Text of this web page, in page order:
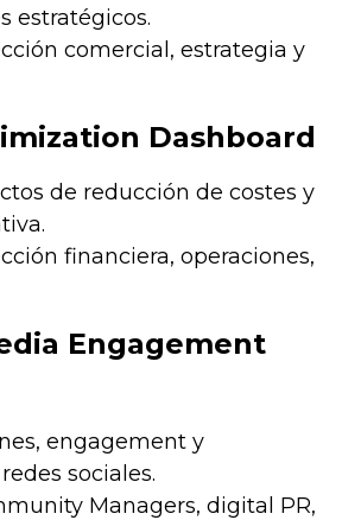
estratégicos.
comercial, estrategia y
Dashboard
de reducción de costes y
financiera, operaciones,
Engagement
engagement y
sociales.
Managers, digital PR,